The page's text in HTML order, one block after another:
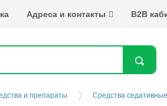
Адреса и контакты B2B
и препараты Средства